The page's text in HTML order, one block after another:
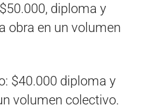
diploma y
obra en un volumen
$40.000 diploma y
volumen colectivo.